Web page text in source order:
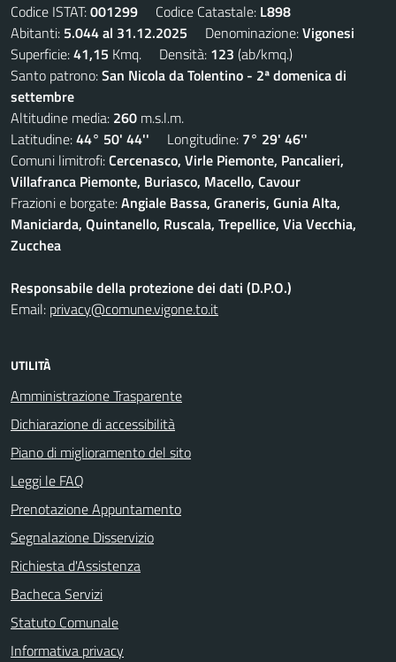
Codice ISTAT:001299 Codice Catastale: L898
Abitanti: 5.044 al 31.12.2025 Denominazione:Vigonesi
Superficie:41,15 Kmq. Densità: 123 (ab/kmq.)
Santo patrono:San Nicola da Tolentino - 2ª domenica di
settembre
Altitudine media: 260 m.s.l.m.
Latitudine:44° 50' 44'' Longitudine: 7° 29' 46''
Comuni limitrofi:Cercenasco, Virle Piemonte, Pancalieri,
Villafranca Piemonte, Buriasco, Macello, Cavour
Frazioni e borgate:Angiale Bassa, Graneris, Gunia Alta,
Maniciarda, Quintanello, Ruscala, Trepellice, Via Vecchia,
Zucchea
Responsabile della protezione dei dati (D.P.O.)
Email: privacy@comune.vigone.to.it
UTILITÀ
Amministrazione Trasparente
Dichiarazione di accessibilità
Piano di miglioramento del sito
Leggi le FAQ
Prenotazione Appuntamento
Segnalazione Disservizio
Richiesta d'Assistenza
Bacheca Servizi
Statuto Comunale
Informativa privacy